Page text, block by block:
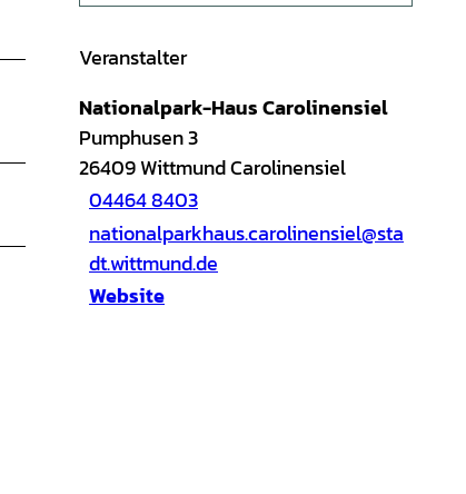
Veranstalter
Nationalpark-Haus Carolinensiel
Pumphusen 3
26409Wittmund Carolinensiel
04464 8403
nationalparkhaus.carolinensiel@sta
dt.wittmund.de
Website